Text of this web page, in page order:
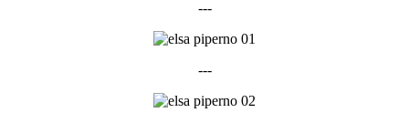
---
---